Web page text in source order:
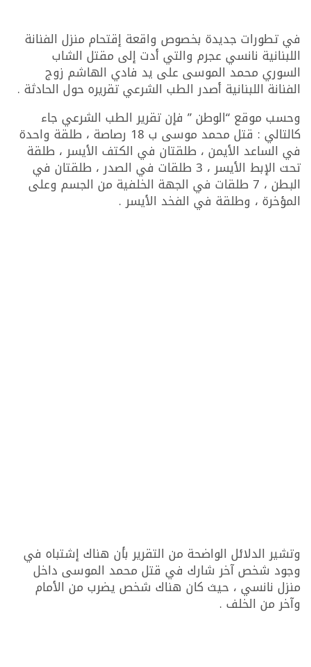
في تطورات جديدة بخصوص واقعة إقتحام منزل الفنانة
اللبنانية نانسي عجرم والتي أدت إلى مقتل الشاب
السوري محمد الموسى على يد فادي الهاشم زوج
الفنانة اللبنانية أصدر الطب الشرعي تقريره حول الحادثة .
وحسب موقع “الوطن ” فإن تقرير الطب الشرعي جاء
كالتالي : قتل محمد موسى ب 18 رصاصة ، طلقة واحدة
في الساعد الأيمن ، طلقتان في الكتف الأيسر ، طلقة
تحت الإبط الأيسر ، 3 طلقات في الصدر ، طلقتان في
البطن ، 7 طلقات في الجهة الخلفية من الجسم وعلى
المؤخرة ، وطلقة في الفخد الأيسر .
وتشير الدلائل الواضحة من التقرير بأن هناك إشتباه في
وجود شخص آخر شارك في قتل محمد الموسى داخل
منزل نانسي ، حيث كان هناك شخص يضرب من الأمام
وآخر من الخلف .